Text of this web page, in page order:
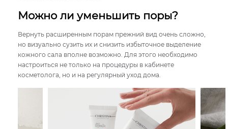
Можно ли уменьшить поры?
Вернуть расширенным порам прежний вид очень сложно,
но визуально сузить их и снизить избыточное выделение
кожного сала вполне возможно. Для этого необходимо
настроиться не только на процедуры в кабинете
косметолога, но и на регулярный уход дома.